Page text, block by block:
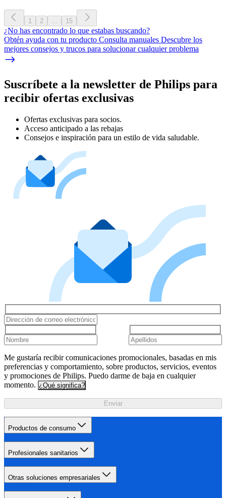
1 2 ... 15
¿No has encontrado lo que estabas buscando?
Obtén ayuda con tu producto Consulta manuales Descubre los
mejores consejos y trucos para solucionar cualquier problema
Suscríbete a la newsletter de Philips para
recibir ofertas exclusivas
Ofertas exclusivas para socios.
Acceso anticipado a las rebajas
Consejos e inspiración para un estilo de vida saludable.
Me gustaría recibir comunicaciones promocionales, basadas en mis
preferencias y comportamiento, sobre productos, servicios, eventos
y promociones de Philips. Puedo darme de baja en cualquier
momento. ¿Qué significa?
Enviar
Productos de consumo
Profesionales sanitarios
Otras soluciones empresariales